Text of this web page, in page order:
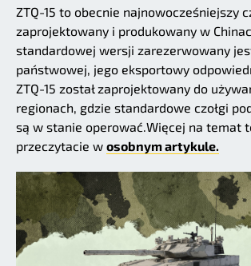
ZTQ-15 to obecnie najnowocześniejszy
zaprojektowany i produkowany w
standardowej wersji zarezerwowany
państwowej, jego eksportowy
ZTQ-15 został zaprojektowany do
regionach, gdzie standardowe czołgi
są w stanie operować.Więcej na temat
przeczytacie w osobnym artykule.